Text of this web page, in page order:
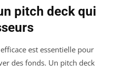
pitch deck qui
efficace est essentielle pour
des fonds. Un pitch deck